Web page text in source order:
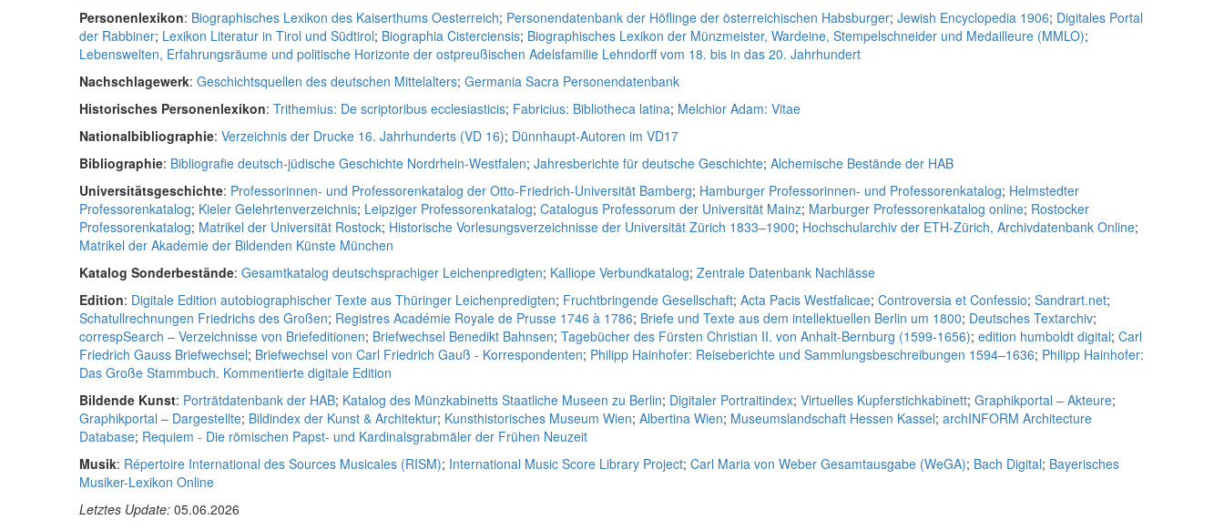
Personenlexikon: Biographisches Lexikon des Kaiserthums Oesterreich; Personendatenbank der Höflinge der österreichischen Habsburger; Jewish Encyclopedia 1906; Digitales Portal
der Rabbiner; Lexikon Literatur in Tirol und Südtirol; Biographia Cisterciensis; Biographisches Lexikon der Münzmeister, Wardeine, Stempelschneider und Medailleure (MMLO);
Lebenswelten, Erfahrungsräume und politische Horizonte der ostpreußischen Adelsfamilie Lehndorff vom 18. bis in das 20. Jahrhundert
Nachschlagewerk: Geschichtsquellen des deutschen Mittelalters; Germania Sacra Personendatenbank
Historisches Personenlexikon: Trithemius: De scriptoribus ecclesiasticis; Fabricius: Bibliotheca latina; Melchior Adam: Vitae
Nationalbibliographie: Verzeichnis der Drucke 16. Jahrhunderts (VD 16); Dünnhaupt-Autoren im VD17
Bibliographie: Bibliografie deutsch-jüdische Geschichte Nordrhein-Westfalen; Jahresberichte für deutsche Geschichte; Alchemische Bestände der HAB
Universitätsgeschichte: Professorinnen- und Professorenkatalog der Otto-Friedrich-Universität Bamberg; Hamburger Professorinnen- und Professorenkatalog; Helmstedter
Professorenkatalog; Kieler Gelehrtenverzeichnis; Leipziger Professorenkatalog; Catalogus Professorum der Universität Mainz; Marburger Professorenkatalog online; Rostocker
Professorenkatalog; Matrikel der Universität Rostock; Historische Vorlesungsverzeichnisse der Universität Zürich 1833–1900; Hochschularchiv der ETH-Zürich, Archivdatenbank Online;
Matrikel der Akademie der Bildenden Künste München
Katalog Sonderbestände: Gesamtkatalog deutschsprachiger Leichenpredigten; Kalliope Verbundkatalog; Zentrale Datenbank Nachlässe
Edition: Digitale Edition autobiographischer Texte aus Thüringer Leichenpredigten; Fruchtbringende Gesellschaft; Acta Pacis Westfalicae; Controversia et Confessio; Sandrart.net;
Schatullrechnungen Friedrichs des Großen; Registres Académie Royale de Prusse 1746 à 1786; Briefe und Texte aus dem intellektuellen Berlin um 1800; Deutsches Textarchiv;
correspSearch – Verzeichnisse von Briefeditionen; Briefwechsel Benedikt Bahnsen; Tagebücher des Fürsten Christian II. von Anhalt-Bernburg (1599-1656); edition humboldt digital; Carl
Friedrich Gauss Briefwechsel; Briefwechsel von Carl Friedrich Gauß - Korrespondenten; Philipp Hainhofer: Reiseberichte und Sammlungsbeschreibungen 1594–1636; Philipp Hainhofer:
Das Große Stammbuch. Kommentierte digitale Edition
Bildende Kunst: Porträtdatenbank der HAB; Katalog des Münzkabinetts Staatliche Museen zu Berlin; Digitaler Portraitindex; Virtuelles Kupferstichkabinett; Graphikportal – Akteure;
Graphikportal – Dargestellte; Bildindex der Kunst & Architektur; Kunsthistorisches Museum Wien; Albertina Wien; Museumslandschaft Hessen Kassel; archINFORM Architecture
Database; Requiem - Die römischen Papst- und Kardinalsgrabmäler der Frühen Neuzeit
Musik: Répertoire International des Sources Musicales (RISM); International Music Score Library Project; Carl Maria von Weber Gesamtausgabe (WeGA); Bach Digital; Bayerisches
Musiker-Lexikon Online
Letztes Update: 05.06.2026